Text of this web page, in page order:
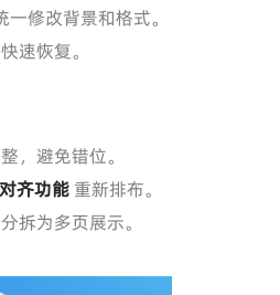
一修改背景和格式。
速恢复。
，避免错位。
对齐功能重新排布。
拆为多页展示。